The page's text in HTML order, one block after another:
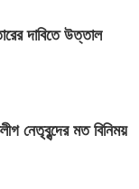
দাবিতে উত্তাল
নেতৃবৃন্দের মত বিনিময়